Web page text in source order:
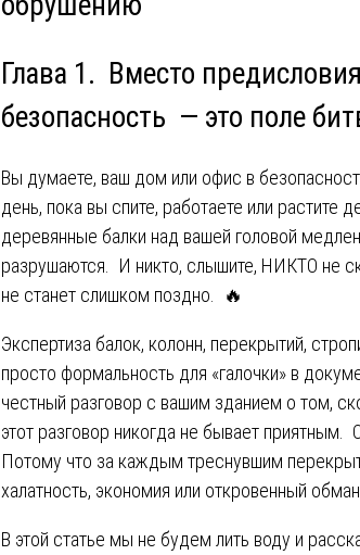
Глава 1. Вместо
безопасность — это поле
Вы думаете, ваш дом или офис в
день, пока вы спите, работаете или растите
деревянные балки над вашей головой
разрушаются. И никто, слышите, НИКТО не
не станет слишком поздно. 🔥
Экспертиза балок, колонн, перекрытий,
просто формальность для «галочки» в
честный разговор с вашим зданием о том,
этот разговор никогда не бывает приятным.
Потому что за каждым треснувшим
халатность, экономия или откровенный
В этой статье мы не будем лить воду и